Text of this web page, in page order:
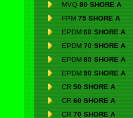
MVQ 80 SHORE A
FPM 75 SHORE A
EPDM 60 SHORE A
EPDM 70 SHORE A
EPDM 80 SHORE A
EPDM 90 SHORE A
CR 50 SHORE A
CR 60 SHORE A
CR 70 SHORE A